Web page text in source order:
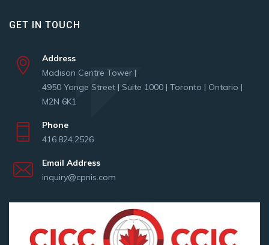
GET IN TOUCH
Address
Madison Centre Tower |
4950 Yonge Street | Suite 1000 | Toronto | Ontario |
M2N 6K1
Phone
416.824.2526
Email Address
inquiry@cpnis.com